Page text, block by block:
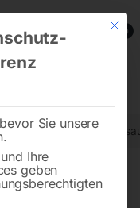
0
/ Altöl-
Mit
Sie unsere
Ihre
geben